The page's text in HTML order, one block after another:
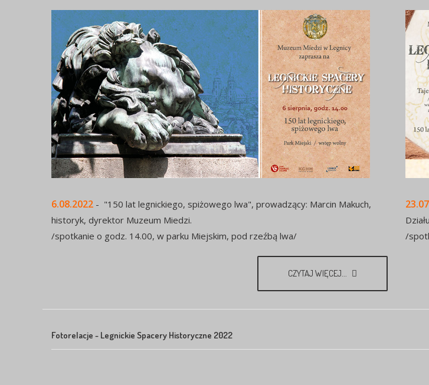
6.08.2022 - "150 lat legnickiego, spiżowego lwa", prowadzący: Marcin Makuch,
historyk, dyrektor Muzeum Miedzi.
/spotkanie o godz. 14.00, w parku Miejskim, pod rzeźbą lwa/
CZYTAJ WIĘCEJ...
/
Fotorelacje - Legnickie Spacery Historyczne 2022